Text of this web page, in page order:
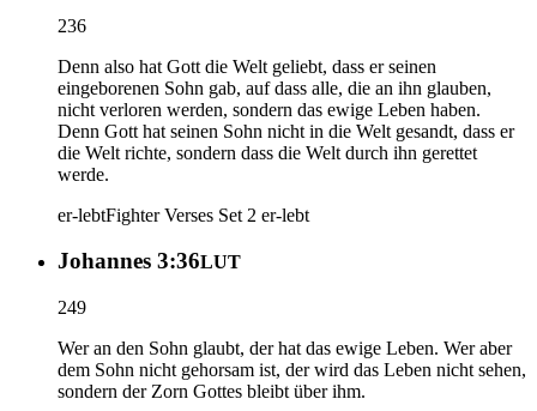
236
Denn also hat Gott die Welt geliebt, dass er seinen
eingeborenen Sohn gab, auf dass alle, die an ihn glauben,
nicht verloren werden, sondern das ewige Leben haben.
Denn Gott hat seinen Sohn nicht in die Welt gesandt, dass er
die Welt richte, sondern dass die Welt durch ihn gerettet
werde.
er-lebtFighter Verses Set 2 er-lebt
Johannes 3:36LUT
249
Wer an den Sohn glaubt, der hat das ewige Leben. Wer aber
dem Sohn nicht gehorsam ist, der wird das Leben nicht sehen,
sondern der Zorn Gottes bleibt über ihm.